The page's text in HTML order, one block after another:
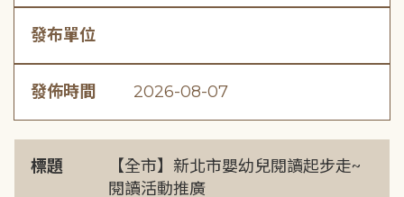
發布單位
發佈時間 2026-08-07
標題
【全市】新北市嬰幼兒閱讀起步走~
閱讀活動推廣